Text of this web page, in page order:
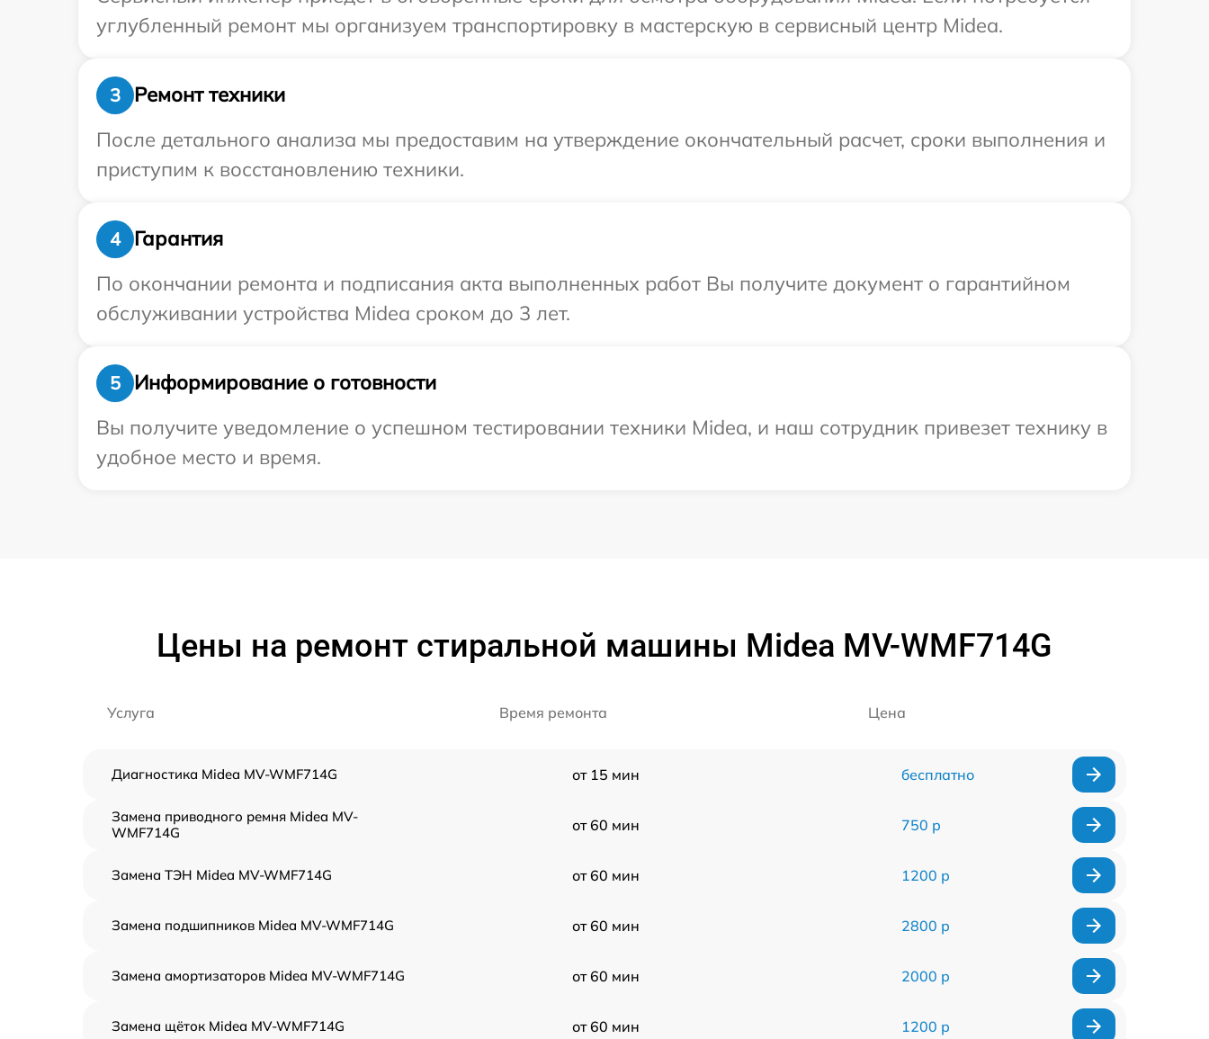
углубленный ремонт мы организуем транспортировку в мастерскую в сервисный центр Midea.
3
Ремонт техники
После детального анализа мы предоставим на утверждение окончательный расчет, сроки выполнения и
приступим к восстановлению техники.
4
Гарантия
По окончании ремонта и подписания акта выполненных работ Вы получите документ о гарантийном
обслуживании устройства Midea сроком до 3 лет.
5
Информирование о готовности
Вы получите уведомление о успешном тестировании техники Midea, и наш сотрудник привезет технику в
удобное место и время.
Цены на ремонт стиральной машины Midea MV-WMF714G
Услуга Время ремонта Цена
Диагностика Midea MV-WMF714G от 15 мин бесплатно
Замена приводного ремня Midea MV-
WMF714G
от 60 мин 750 р
Замена ТЭН Midea MV-WMF714G от 60 мин 1200 р
Замена подшипников Midea MV-WMF714G от 60 мин 2800 р
Замена амортизаторов Midea MV-WMF714G от 60 мин 2000 р
Замена щёток Midea MV-WMF714G от 60 мин 1200 р